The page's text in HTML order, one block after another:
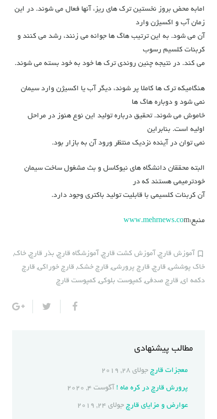
امابه محض بروز نخستین ترک های ریز، آنها فعال می شوند. در این
زمان آب و اکسیژن وارد
آن می شود. به این ترتیب هاگ ها جوانه می زنند، رشد می کنند و
کربنات کلسیم رسوب
می کند. در نتیجه چنین روندی ترک ها خود به خود بسته می شوند.
هنگامیکه ترک ها کاملا پر شوند، دیگر آب یا اکسیژن وارد سیمان
نمی شود و دوباره هاگ ها
خاموش می شوند. تحقیق درباره تولید این نوع هنوز در مراحل
اولیه است. بنابراین
نمی توان در آینده نزدیک منتظر ورود آن به بازار بود.
البته محققان دانشگاه های نیوکاسل و بث مشغول ساخت سیمان
خودترمیمی هستند که در
آن کربنات کلسیمی با قابلیت تولید باکتری وجود دارد.
منبع: www.mehrnews.com
آموزش قارچ, آموزش کشت قارچ, آموزشگاه قارچ, بذر قارچ, خاک,
خاک پوششی, قارچ, قارچ پرورشی, قارچ خشک, قارچ خوراکی, قارچ
دکمه ای, قارچ صدفی, کمپوست بلوکی, کمپوست قارچ
مطالب پیشنهادی
معجزات قارچ جولای 28, 2019
پرورش قارچ در کره ماه ! آگوست 4, 2020
عوارض و مزایای قارچ جولای 24, 2019